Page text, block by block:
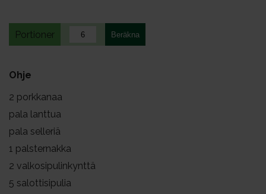
Portioner
Ohje
2 porkkanaa
pala lanttua
pala selleriä
1 palsternakka
2 valkosipulinkynttä
5 salottisipulia